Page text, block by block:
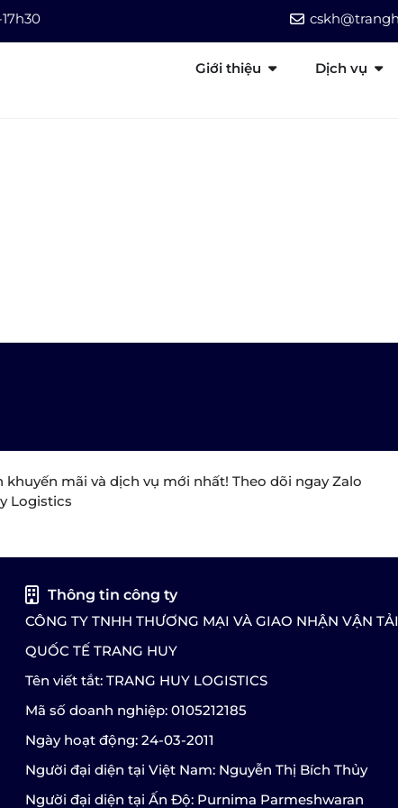
Giới thiệu Dịch vụ
mãi và dịch vụ mới nhất! Theo dõi ngay Zalo
Logistics
Thông tin công ty
CÔNG TY TNHH THƯƠNG MẠI VÀ GIAO NHẬN VẬN TẢI
QUỐC TẾ TRANG HUY
Tên viết tắt: TRANG HUY LOGISTICS
Mã số doanh nghiệp: 0105212185
Ngày hoạt động: 24-03-2011
Người đại diện tại Việt Nam: Nguyễn Thị Bích Thủy
Người đại diện tại Ấn Độ: Purnima Parmeshwaran